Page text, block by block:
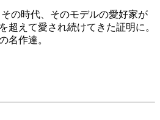
の時代、そのモデルの愛好家が
超えて愛され続けてきた証明に。
名作達。